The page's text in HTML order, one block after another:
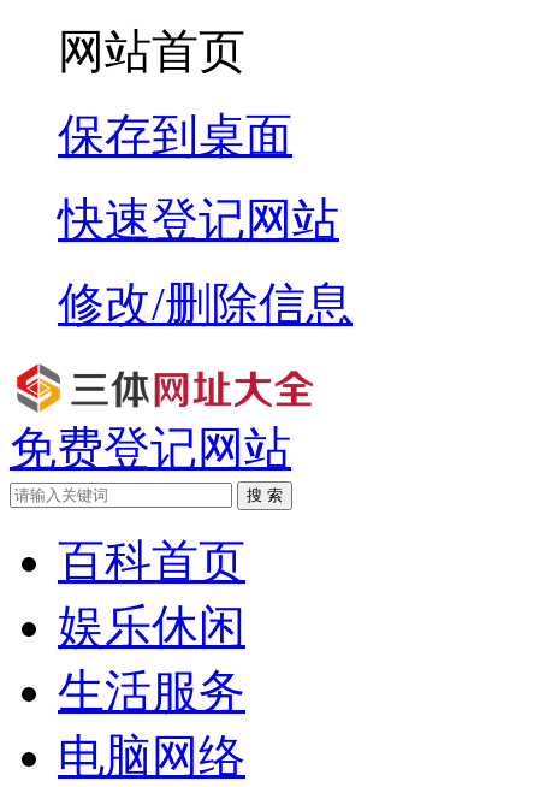
网站首页
保存到桌面
快速登记网站
修改/删除信息
免费登记网站
搜 索
百科首页
娱乐休闲
生活服务
电脑网络